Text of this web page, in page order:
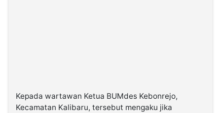
Kepada wartawan Ketua BUMdes Kebonrejo,
Kecamatan Kalibaru, tersebut mengaku jika